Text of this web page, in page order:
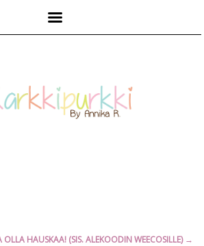
OLLA HAUSKAA! (SIS. ALEKOODIN WEECOSILLE) →